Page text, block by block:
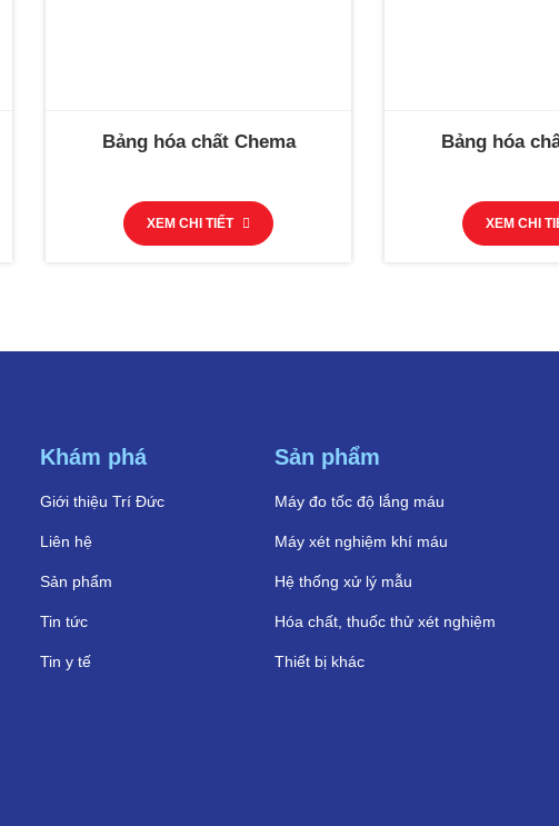
Bảng hóa chất Chema
XEM CHI TIẾT
Bảng hóa
XEM CHI
Khám phá
Giới thiệu Trí Đức
Liên hệ
Sản phẩm
Tin tức
Tin y tế
Sản phẩm
Máy đo tốc độ lắng máu
Máy xét nghiệm khí máu
Hệ thống xử lý mẫu
Hóa chất, thuốc thử xét nghiệm
Thiết bị khác